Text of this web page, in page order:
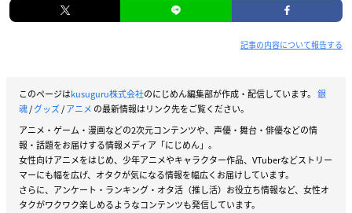
記事の内容について報告する
このページはkusuguru株式会社のにじめん編集部が作成・配信しています。 銀
魂/グッズ/アニメ の最新情報はリンク先をご覧ください。
アニメ・ゲーム・漫画などの2次元コンテンツや、声優・舞台・俳優などの情
報・話題をお届けする情報メディア「にじめん」。
女性向けアニメをはじめ、少年アニメやキャラクター作品、VTuberなどストリー
マーにも幅を広げ、オタクが気になる情報を幅広くお届けしています。
さらに、アンケート・ランキング・オタ活（推し活）お役立ち情報など、女性オ
タクがワクワク楽しめるようなコンテンツも発信しています。